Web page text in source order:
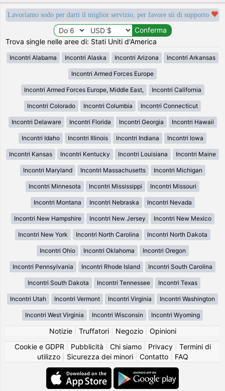
Lavoriamo sodo per darti il miglior servizio, per favore sii di supporto
Trova single nelle aree di: Stati Uniti d'America
Incontri Alabama Incontri Alaska Incontri Arizona Incontri Arkansas
Incontri Armed Forces Europe
Incontri Armed Forces Europe, Middle East, Incontri California
Incontri Colorado Incontri Columbia Incontri Connecticut
Incontri Delaware Incontri Florida Incontri Georgia Incontri Hawaii
Incontri Idaho Incontri Illinois Incontri Indiana Incontri Iowa
Incontri Kansas Incontri Kentucky Incontri Louisiana Incontri Maine
Incontri Maryland Incontri Massachusetts Incontri Michigan
Incontri Minnesota Incontri Mississippi Incontri Missouri
Incontri Montana Incontri Nebraska Incontri Nevada
Incontri New Hampshire Incontri New Jersey Incontri New Mexico
Incontri New York Incontri North Carolina Incontri North Dakota
Incontri Ohio Incontri Oklahoma Incontri Oregon
Incontri Pennsylvania Incontri Rhode Island Incontri South Carolina
Incontri South Dakota Incontri Tennessee Incontri Texas
Incontri Utah Incontri Vermont Incontri Virginia Incontri Washington
Incontri West Virginia Incontri Wisconsin Incontri Wyoming
Notizie| Truffatori| Negozio| Opinioni
Cookie e GDPR
Pubblicità Chi siamo| Privacy| Termini di
utilizzo| Sicurezza dei minori| Contatto| FAQ